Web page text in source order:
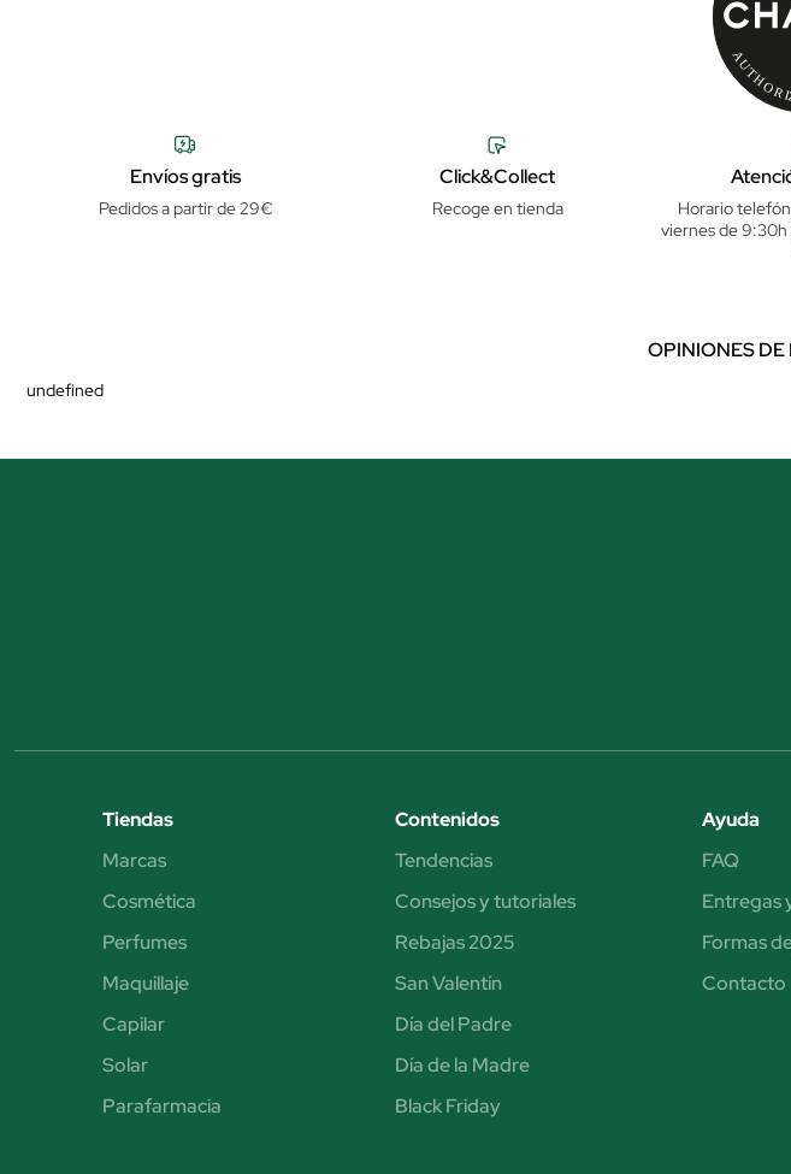
Envíos gratis
Pedidos a partir de 29€
Click&Collect
Recoge en tienda
Horario
viernes de 9:30h
OPINIONES
undefined
Tiendas
Marcas
Cosmética
Perfumes
Maquillaje
Capilar
Solar
Parafarmacia
Contenidos
Tendencias
Consejos y tutoriales
Rebajas 2025
San Valentín
Día del Padre
Día de la Madre
Black Friday
Ayuda
FAQ
Entregas
Formas
Contacto